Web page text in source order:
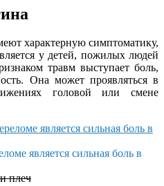
характерную симптоматику,
у детей, пожилых людей
травм выступает боль,
Она может проявляться в
головой или смене
является сильная боль в
плеч